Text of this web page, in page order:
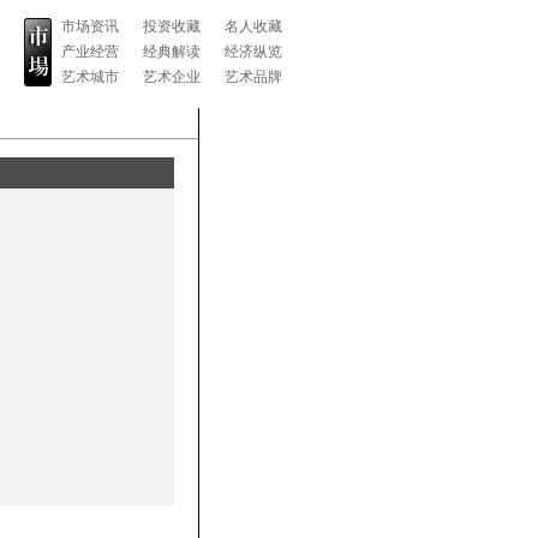
市场资讯
产业经营
艺术城市
投资收藏
经典解读
艺术企业
名人收藏
经济纵览
艺术品牌